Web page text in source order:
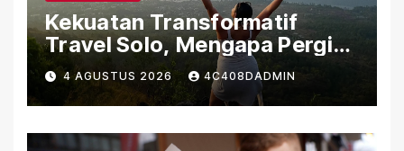
Kekuatan Transformatif
Travel Solo, Mengapa Pergi
Sendiri Bisa Mengubah Hidup
4 AGUSTUS 2026 4C408DADMIN